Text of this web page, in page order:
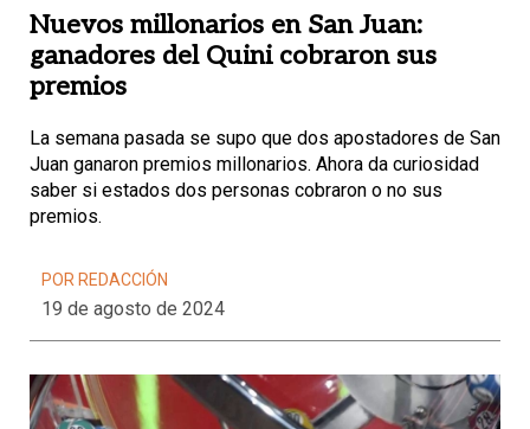
Nuevos millonarios en San Juan:
ganadores del Quini cobraron sus
premios
La semana pasada se supo que dos apostadores de San
Juan ganaron premios millonarios. Ahora da curiosidad
saber si estados dos personas cobraron o no sus
premios.
POR REDACCIÓN
19 de agosto de 2024